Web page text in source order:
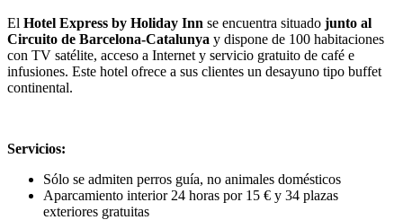
El Hotel Express by Holiday Inn se encuentra situado junto al
Circuito de Barcelona-Catalunya y dispone de 100 habitaciones
con TV satélite, acceso a Internet y servicio gratuito de café e
infusiones. Este hotel ofrece a sus clientes un desayuno tipo buffet
continental.
Servicios:
Sólo se admiten perros guía, no animales domésticos
Aparcamiento interior 24 horas por 15 € y 34 plazas
exteriores gratuitas